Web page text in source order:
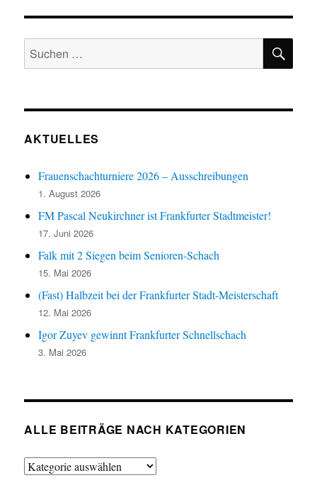
Suchen
nach:
AKTUELLES
Frauenschachturniere 2026 – Ausschreibungen
1. August 2026
FM Pascal Neukirchner ist Frankfurter Stadtmeister!
17. Juni 2026
Falk mit 2 Siegen beim Senioren-Schach
15. Mai 2026
(Fast) Halbzeit bei der Frankfurter Stadt-Meisterschaft
12. Mai 2026
Igor Zuyev gewinnt Frankfurter Schnellschach
3. Mai 2026
ALLE BEITRÄGE NACH KATEGORIEN
Alle